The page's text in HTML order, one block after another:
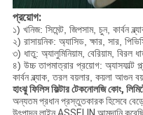
প্রয়োগ:
১) খনিজ: সিমেন্ট, জিপসাম, চুন, কার্বন
২) রাসায়নিক: অ্যাসিড, ক্ষার, সার,
৩) ধাতু: অ্যালুমিনিয়াম, বেরিয়াম, বিরল
৪) উচ্চ তাপমাত্রার প্রয়োগ: অ্যাসফাল্ট
কার্বন ব্ল্যাক, তরল বয়লার, কয়লা আগুন
হাংঝু ফিলিস ফিল্টার টেকনোলজি কোং,
অন্যতম প্রধান প্রস্তুতকারক হিসেবে বেড়ে
উৎপাদন লাইন ASSELIN আমদানি